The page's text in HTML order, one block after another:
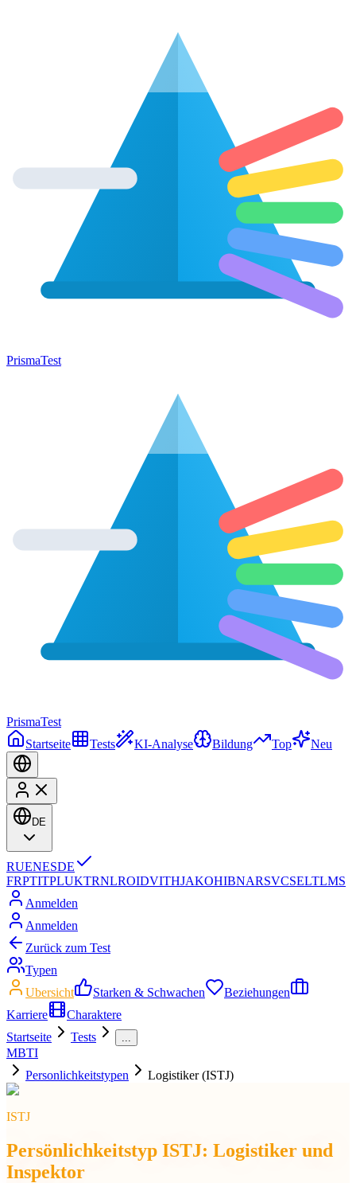
PrismaTest
PrismaTest
Startseite
Tests KI-Analyse Bildung Top Neu
DE
RUENESDE
FRPTITPLUKTRNLROIDVITHJAKOHIBNARSVCSELTLMS
Anmelden
Anmelden
Zurück zum Test
Typen
Ubersicht
Starken & Schwachen
Beziehungen
Karriere
Charaktere
Startseite
Tests ...
MBTI
Personlichkeitstypen
Logistiker (ISTJ)
ISTJ
Persönlichkeitstyp ISTJ: Logistiker und
Inspektor